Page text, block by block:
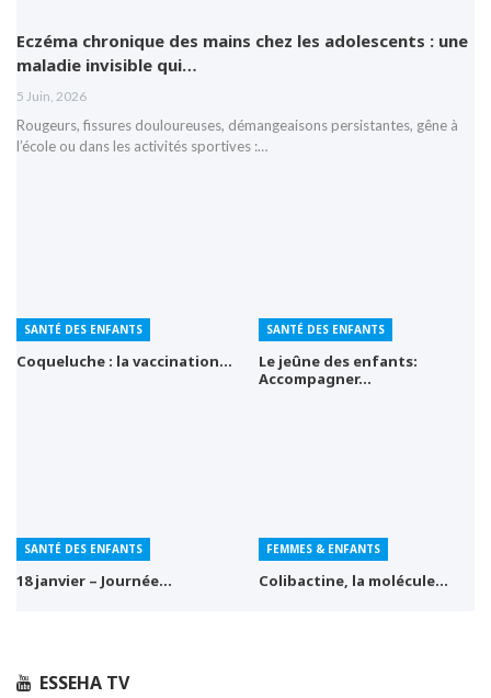
Eczéma chronique des mains chez les adolescents : une
maladie invisible qui…
5 Juin, 2026
Rougeurs, fissures douloureuses, démangeaisons persistantes, gêne à
l’école ou dans les activités sportives :…
SANTÉ DES ENFANTS
Coqueluche : la vaccination…
SANTÉ DES ENFANTS
Le jeûne des enfants:
Accompagner…
SANTÉ DES ENFANTS
18 janvier – Journée…
FEMMES & ENFANTS
Colibactine, la molécule…
ESSEHA TV